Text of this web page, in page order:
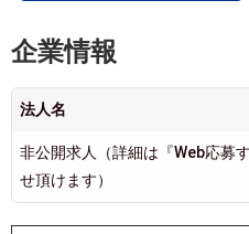
企業情報
法人名
非公開求人（詳細は『Web応募
せ頂けます）